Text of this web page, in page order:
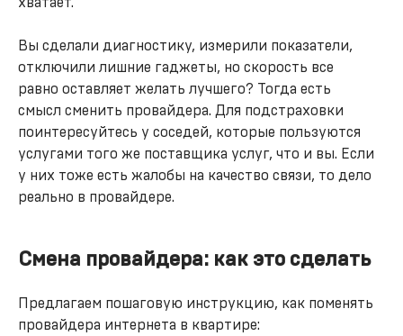
Вы сделали диагностику, измерили показатели,
отключили лишние гаджеты, но скорость все
равно оставляет желать лучшего? Тогда есть
смысл сменить провайдера. Для подстраховки
поинтересуйтесь у соседей, которые пользуются
услугами того же поставщика услуг, что и вы. Если
у них тоже есть жалобы на качество связи, то дело
реально в провайдере.
Смена провайдера: как это сделать
Предлагаем пошаговую инструкцию, как поменять
провайдера интернета в квартире: